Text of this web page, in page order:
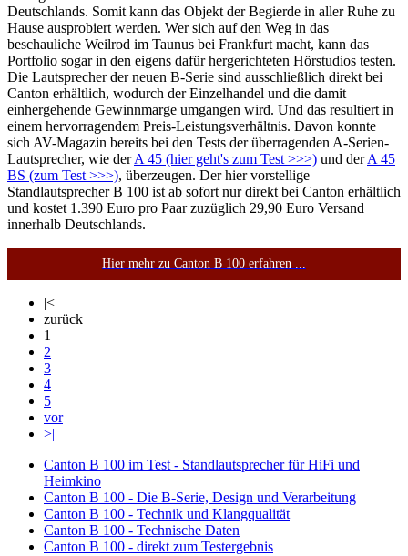
Deutschlands. Somit kann das Objekt der Begierde in aller Ruhe zu
Hause ausprobiert werden. Wer sich auf den Weg in das
beschauliche Weilrod im Taunus bei Frankfurt macht, kann das
Portfolio sogar in den eigens dafür hergerichteten Hörstudios testen.
Die Lautsprecher der neuen B-Serie sind ausschließlich direkt bei
Canton erhältlich, wodurch der Einzelhandel und die damit
einhergehende Gewinnmarge umgangen wird. Und das resultiert in
einem hervorragendem Preis-Leistungsverhältnis. Davon konnte
sich AV-Magazin bereits bei den Tests der überragenden A-Serien-
Lautsprecher, wie derA 45 (hier geht's zum Test >>>) und derA 45
BS (zum Test >>>), überzeugen. Der hier vorstellige
Standlautsprecher B 100 ist ab sofort nur direkt bei Canton erhältlich
und kostet 1.390 Euro pro Paar zuzüglich 29,90 Euro Versand
innerhalb Deutschlands.
Hier mehr zu Canton B 100 erfahren ...
|<
zurück
1
2
3
4
5
vor
>|
Canton B 100 im Test - Standlautsprecher für HiFi und
Heimkino
Canton B 100 - Die B-Serie, Design und Verarbeitung
Canton B 100 - Technik und Klangqualität
Canton B 100 - Technische Daten
Canton B 100 - direkt zum Testergebnis